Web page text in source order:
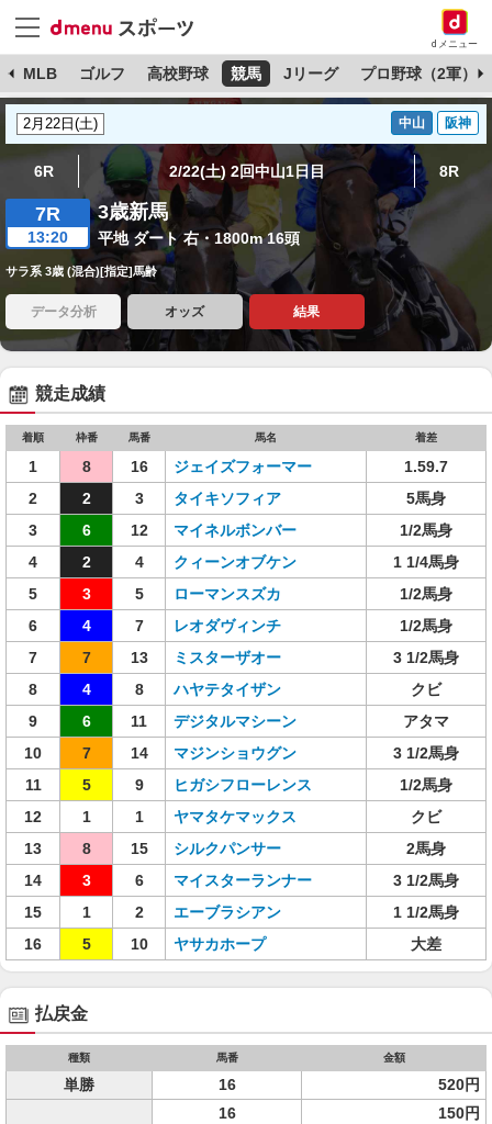
dメニュー
MLB ゴルフ 高校野球 競馬 Jリーグ プロ野球（2軍）
中山 阪神
6R 2/22(土) 2回中山1日目 8R
7R
13:20
3歳新馬
平地 ダート 右・1800m 16頭
サラ系 3歳 (混合)[指定]馬齢
データ分析 オッズ 結果
競走成績
着順 枠番 馬番 馬名 着差
1 8 16 ジェイズフォーマー
1.59.7
2
2 3 タイキソフィア
5馬身
3
6 12 マイネルボンバー
1/2馬身
4
2 4 クィーンオブケン
1 1/4馬身
5
3 5 ローマンスズカ
1/2馬身
6
4 7 レオダヴィンチ
1/2馬身
7
7 13 ミスターザオー
3 1/2馬身
8
4 8 ハヤテタイザン
クビ
9
6 11 デジタルマシーン
アタマ
10
7 14 マジンショウグン
3 1/2馬身
11
5 9 ヒガシフローレンス
1/2馬身
12
1 1 ヤマタケマックス
クビ
13
8 15 シルクパンサー
2馬身
14
3 6 マイスターランナー
3 1/2馬身
15
1 2 エーブラシアン
1 1/2馬身
16
5 10 ヤサカホープ 大差
払戻金
種類 馬番 金額
単勝 16 520円
16
150円